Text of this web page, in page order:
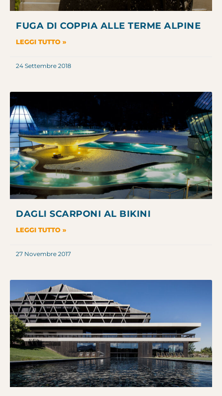
FUGA DI COPPIA ALLE TERME ALPINE
LEGGI TUTTO »
24 Settembre 2018
DAGLI SCARPONI AL BIKINI
LEGGI TUTTO »
27 Novembre 2017